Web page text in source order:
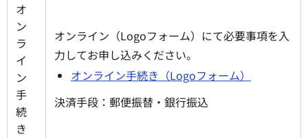
オ
ン
ラ
イ
ン
手
続
き
オンライン（Logoフォーム）にて必要事項を入
力してお申し込みください。
オンライン手続き（Logoフォーム）
決済手段：郵便振替・銀行振込